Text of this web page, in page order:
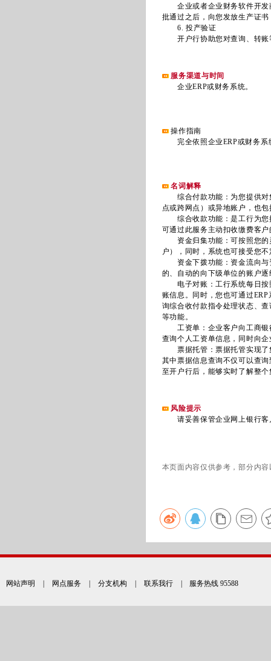
企业或者企业财务软件开发
批通过之后，向您发放生产证
6. 投产验证
开户行协助您对查询、转账
服务渠道与时间
企业ERP或财务系统。
操作指南
完全依照企业ERP或财务系
名词解释
综合付款功能：为您提供对
点或跨网点）或异地账户，也
综合收款功能：是工行为您
可通过此服务主动扣收缴费客
资金归集功能：可按照您的
户），同时，系统也可接受您
资金下拨功能：资金流向与
的、自动的向下级单位的账户
电子对账：工行系统每日按
账信息。同时，您也可通过
询综合收付款指令处理状态、
等功能。
工资单：企业客户向工商银
查询个人工资单信息，同时向
票据托管：票据托管实现了
其中票据信息查询不仅可以查
至开户行后，能够实时了解整
风险提示
请妥善保管企业网上银行客
本页面内容仅供参考，部分内
网站声明 网点服务 分支机构 联系我行 | 服务热线 95588